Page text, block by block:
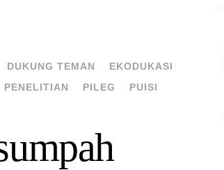
DUKUNG TEMAN
EKODUKASI
PENELITIAN PILEG PUISI